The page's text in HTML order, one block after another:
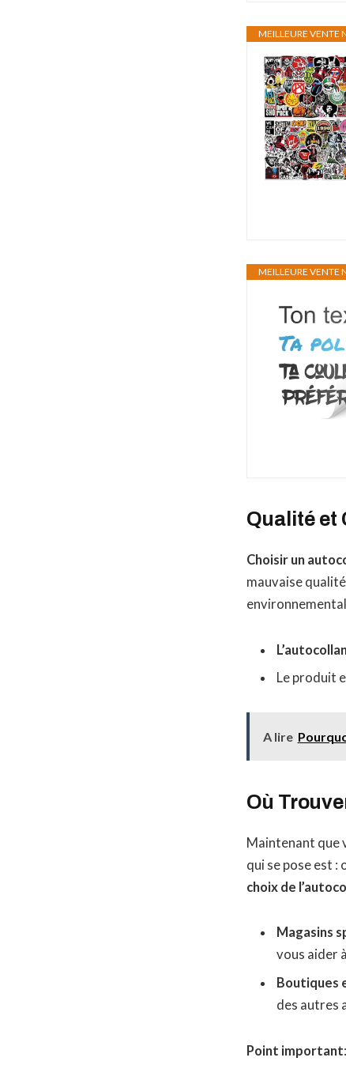
MEILLEURE VENTE
MEILLEURE VENTE
Qualité et
Choisir un
mauvaise
Le produit
A lire
Où
Maintenant que
qui se pose est :
choix de
Magasins
vous aider
Boutiques
des autres
Point important